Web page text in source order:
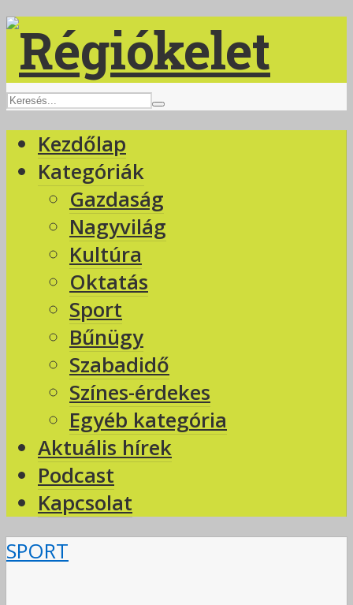
Kezdőlap
Kategóriák
Gazdaság
Nagyvilág
Kultúra
Oktatás
Sport
Bűnügy
Szabadidő
Színes-érdekes
Egyéb kategória
Aktuális hírek
Podcast
Kapcsolat
SPORT